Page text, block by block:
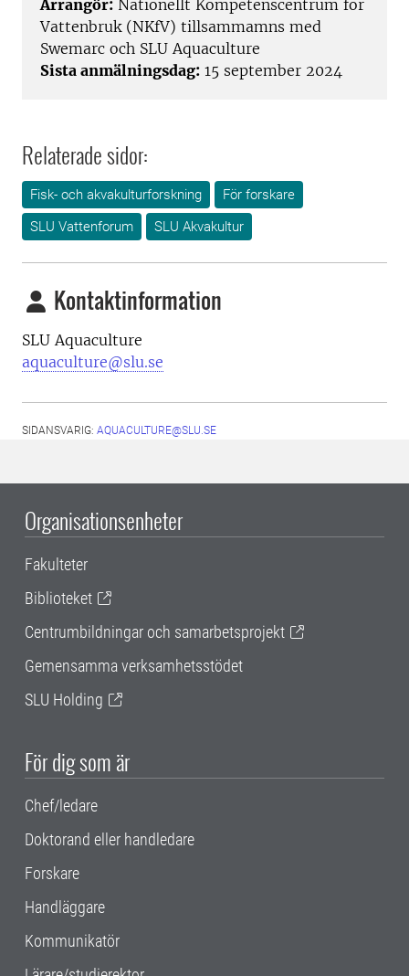
Arrangör: Nationellt Kompetenscentrum för
Vattenbruk (NKfV) tillsammamns med
Swemarc och SLU Aquaculture
Sista anmälningsdag: 15 september 2024
Relaterade sidor:
Fisk- och akvakulturforskning
För forskare
SLU Vattenforum
SLU Akvakultur
Kontaktinformation
SLU Aquaculture
aquaculture@slu.se
SIDANSVARIG: AQUACULTURE@SLU.SE
Organisationsenheter
Fakulteter
Biblioteket
Centrumbildningar och samarbetsprojekt
Gemensamma verksamhetsstödet
SLU Holding
För dig som är
Chef/ledare
Doktorand eller handledare
Forskare
Handläggare
Kommunikatör